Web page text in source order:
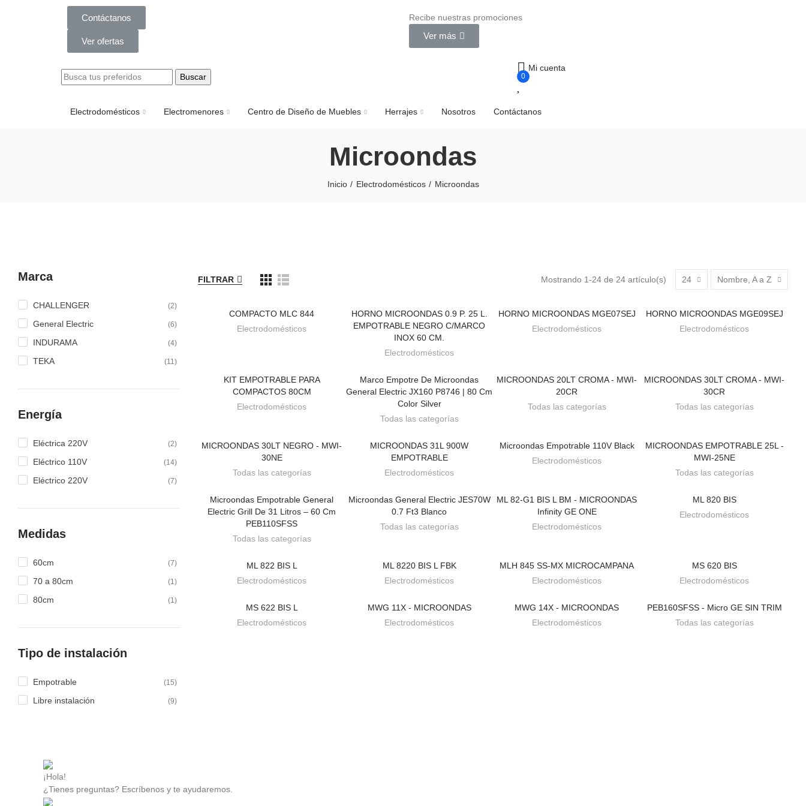
Contáctanos
Ver ofertas
Recibe nuestras promociones
Ver más
Buscar
Mi cuenta
0
Electrodomésticos Electromenores Centro de Diseño de Muebles Herrajes Nosotros Contáctanos
Microondas
Inicio Electrodomésticos Microondas
FILTRAR Mostrando 1-24 de 24 artículo(s) 24 Nombre, A a Z
BAJO PEDIDO
COMPACTO MLC 844
Electrodomésticos
BAJO PEDIDO
HORNO MICROONDAS 0.9 P. 25 L.
EMPOTRABLE NEGRO C/MARCO
INOX 60 CM.
Electrodomésticos
BAJO PEDIDO
HORNO MICROONDAS MGE07SEJ
Electrodomésticos
BAJO PEDIDO
HORNO MICROONDAS MGE09SEJ
Electrodomésticos
BAJO PEDIDO
KIT EMPOTRABLE PARA
COMPACTOS 80CM
Electrodomésticos
BAJO PEDIDO
Marco Empotre De Microondas
General Electric JX160 P8746 | 80 Cm
Color Silver
Todas las categorías
BAJO PEDIDO
MICROONDAS 20LT CROMA - MWI-
20CR
Todas las categorías
BAJO PEDIDO
MICROONDAS 30LT CROMA - MWI-
30CR
Todas las categorías
BAJO PEDIDO
MICROONDAS 30LT NEGRO - MWI-
30NE
Todas las categorías
BAJO PEDIDO
MICROONDAS 31L 900W
EMPOTRABLE
Electrodomésticos
BAJO PEDIDO
Microondas Empotrable 110V Black
Electrodomésticos
BAJO PEDIDO
MICROONDAS EMPOTRABLE 25L -
MWI-25NE
Todas las categorías
BAJO PEDIDO
Microondas Empotrable General
Electric Grill De 31 Litros – 60 Cm
PEB110SFSS
Todas las categorías
BAJO PEDIDO
Microondas General Electric JES70W
0.7 Ft3 Blanco
Todas las categorías
BAJO PEDIDO
ML 82-G1 BIS L BM - MICROONDAS
Infinity GE ONE
Electrodomésticos
BAJO PEDIDO
ML 820 BIS
Electrodomésticos
BAJO PEDIDO
ML 822 BIS L
Electrodomésticos
BAJO PEDIDO
ML 8220 BIS L FBK
Electrodomésticos
BAJO PEDIDO
MLH 845 SS-MX MICROCAMPANA
Electrodomésticos
BAJO PEDIDO
MS 620 BIS
Electrodomésticos
BAJO PEDIDO
MS 622 BIS L
Electrodomésticos
BAJO PEDIDO
MWG 11X - MICROONDAS
Electrodomésticos
BAJO PEDIDO
MWG 14X - MICROONDAS
Electrodomésticos
BAJO PEDIDO
PEB160SFSS - Micro GE SIN TRIM
Todas las categorías
Marca
CHALLENGER (2)
General Electric (6)
INDURAMA (4)
TEKA (11)
Energía
Eléctrica 220V (2)
Eléctrico 110V (14)
Eléctrico 220V (7)
Medidas
60cm (7)
70 a 80cm (1)
80cm (1)
Tipo de instalación
Empotrable (15)
Libre instalación (9)
¡Hola!
¿Tienes preguntas? Escríbenos y te ayudaremos.
HORNO
HBB 535
Programador
cocción
especial